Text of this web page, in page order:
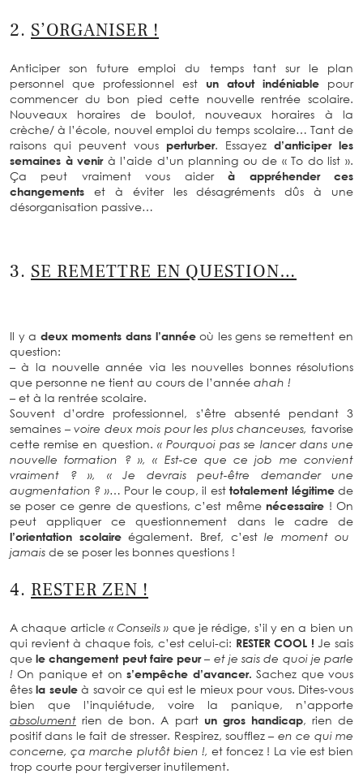
2. S’ORGANISER !
Anticiper son future emploi du temps tant sur le plan
personnel que professionnel est un atout indéniable pour
commencer du bon pied cette nouvelle rentrée scolaire.
Nouveaux horaires de boulot, nouveaux horaires à la
crèche/ à l’école, nouvel emploi du temps scolaire… Tant de
raisons qui peuvent vous perturber. Essayez d’anticiper les
semaines à venirà l’aide d’un planning ou de « To do list ».
Ça peut vraiment vous aiderà appréhender ces
changements et à éviter les désagréments dûs à une
désorganisation passive…
3. SE REMETTRE EN QUESTION…
Il y a deux moments dans l’annéeoù les gens se remettent en
question:
– à la nouvelle année via les nouvelles bonnes résolutions
que personne ne tient au cours de l’année ahah !
– et à la rentrée scolaire.
Souvent d’ordre professionnel, s’être absenté pendant 3
semaines – voire deux mois pour les plus chanceuses, favorise
cette remise en question. « Pourquoi pas se lancer dans une
nouvelle formation ? », « Est-ce que ce job me convient
vraiment ? », « Je devrais peut-être demander une
augmentation ? »… Pour le coup, il esttotalement légitimede
se poser ce genre de questions, c’est même nécessaire ! On
peut appliquer ce questionnement dans le cadre de
l’orientation scolaireégalement. Bref, c’estle moment ou
jamais de se poser les bonnes questions !
4. RESTER ZEN !
A chaque article « Conseils » que je rédige, s’il y en a bien un
qui revient à chaque fois, c’est celui-ci: RESTER COOL ! Je sais
quele changement peut faire peur – et je sais de quoi je parle
! On panique et ons’empêche d’avancer. Sachez que vous
êtesla seuleà savoir ce qui est le mieux pour vous. Dites-vous
bien que l’inquiétude, voire la panique, n’apporte
absolument rien de bon. A part un gros handicap, rien de
positif dans le fait de stresser. Respirez, soufflez– en ce qui me
concerne, ça marche plutôt bien !, et foncez ! La vie est bien
trop courte pour tergiverser inutilement.